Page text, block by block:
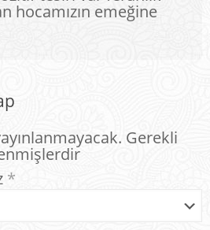
hocamızın emeğine
Gerekli
*